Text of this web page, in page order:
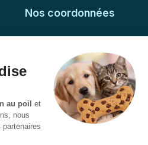
Nos coordonnées
51-55 rue Hoche
94767
Ivry-sur-Seine
Pas encore client ?
Mail :
adhesion@assuropoil.com
Tel :
01 77 94 89 02